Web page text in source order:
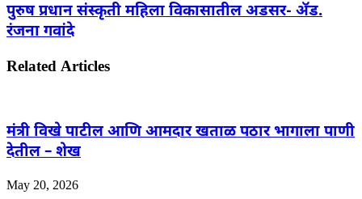
पुरुष प्रधान संस्कृती महिला विकासातील अडसर- ॲड.
रंजना गवांदे
Related Articles
मंत्री विखे पाटील आणि आमदार खताळ पठार भागाला पाणी
देतील – शेख
May 20, 2026